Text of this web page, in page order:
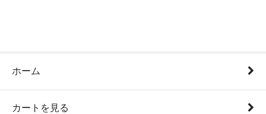
ホーム
カートを見る